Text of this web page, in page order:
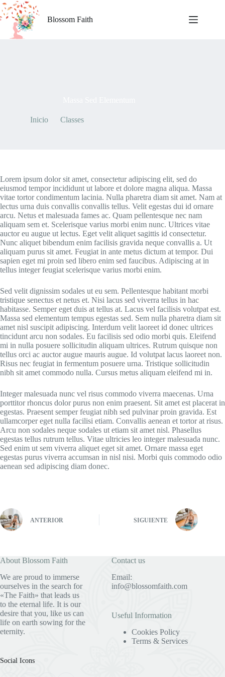
Saltar
al
contenido
Blossom Faith
Inicio Classes
Lorem ipsum dolor sit amet, consectetur adipiscing elit, sed do
eiusmod tempor incididunt ut labore et dolore magna aliqua. Massa
vitae tortor condimentum lacinia. Nulla pharetra diam sit amet. Nam at
lectus urna duis convallis convallis tellus. Velit egestas dui id ornare
arcu. Netus et malesuada fames ac. Quam pellentesque nec nam
aliquam sem et. Scelerisque varius morbi enim nunc. Ultrices vitae
auctor eu augue ut lectus. Eget velit aliquet sagittis id consectetur.
Nunc aliquet bibendum enim facilisis gravida neque convallis a. Ut
aliquam purus sit amet. Feugiat in ante metus dictum at tempor. Dui
sapien eget mi proin sed libero enim sed faucibus. Adipiscing at in
tellus integer feugiat scelerisque varius morbi enim.
Sed velit dignissim sodales ut eu sem. Pellentesque habitant morbi
tristique senectus et netus et. Nisi lacus sed viverra tellus in hac
habitasse. Semper eget duis at tellus at. Lacus vel facilisis volutpat est.
Massa sed elementum tempus egestas sed. Sem nulla pharetra diam sit
amet nisl suscipit adipiscing. Interdum velit laoreet id donec ultrices
tincidunt arcu non sodales. Eu facilisis sed odio morbi quis. Eleifend
mi in nulla posuere sollicitudin aliquam ultrices. Rutrum quisque non
tellus orci ac auctor augue mauris augue. Id volutpat lacus laoreet non.
Risus nec feugiat in fermentum posuere urna. Tristique sollicitudin
nibh sit amet commodo nulla. Cursus metus aliquam eleifend mi in.
Integer malesuada nunc vel risus commodo viverra maecenas. Urna
porttitor rhoncus dolor purus non enim praesent. Sit amet est placerat in
egestas. Praesent semper feugiat nibh sed pulvinar proin gravida. Est
ullamcorper eget nulla facilisi etiam. Convallis aenean et tortor at risus.
Arcu non sodales neque sodales ut etiam sit amet nisl. Phasellus
egestas tellus rutrum tellus. Vitae ultricies leo integer malesuada nunc.
Sed enim ut sem viverra aliquet eget sit amet. Ornare massa eget
egestas purus viverra accumsan in nisl nisi. Morbi quis commodo odio
aenean sed adipiscing diam donec.
ANTERIOR SIGUIENTE
About Blossom Faith
We are proud to immerse
ourselves in the search for
«The Faith» that leads us
to the eternal life. It is our
desire that you, like us can
life on earth sowing for the
eternity.
Social Icons
Contact us
Email:
info@blossomfaith.com
Useful Information
Cookies Policy
Terms & Services